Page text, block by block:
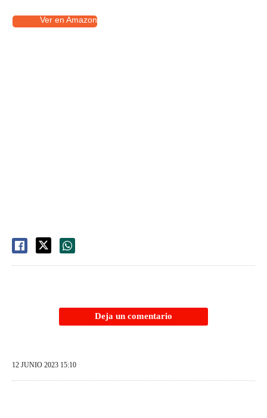
Ver en Amazon
Deja un comentario
12 JUNIO 2023 15:10